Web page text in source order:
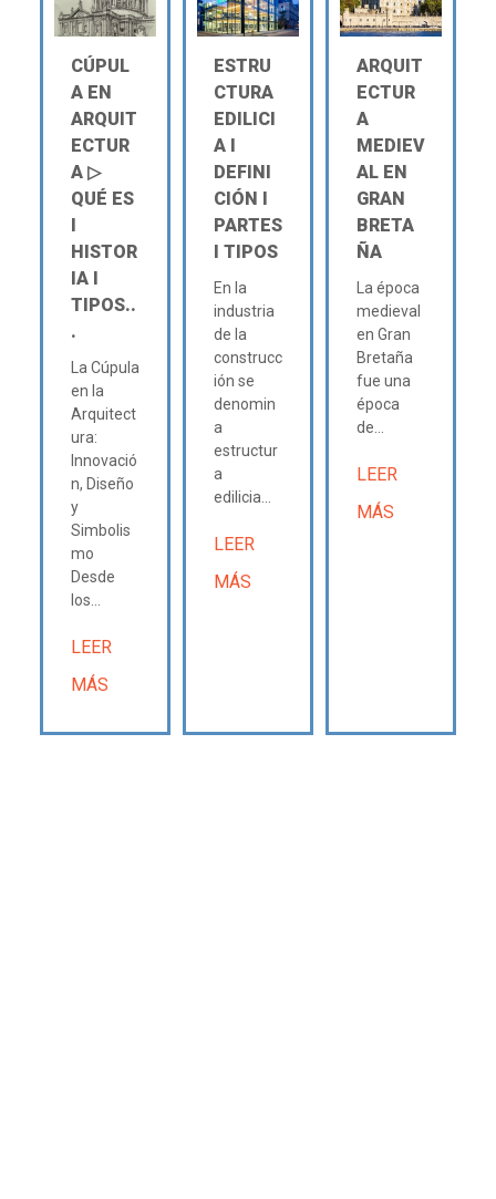
CÚPUL
A EN
ARQUIT
ECTUR
A ▷
QUÉ ES
Ι
HISTOR
IA Ι
TIPOS..
.
La Cúpula
en la
Arquitect
ura:
Innovació
n, Diseño
y
Simbolis
mo
Desde
los...
LEER
MÁS
ESTRU
CTURA
EDILICI
A Ι
DEFINI
CIÓN Ι
PARTES
Ι TIPOS
En la
industria
de la
construcc
ión se
denomin
a
estructur
a
edilicia...
LEER
MÁS
ARQUIT
ECTUR
A
MEDIEV
AL EN
GRAN
BRETA
ÑA
La época
medieval
en Gran
Bretaña
fue una
época
de...
LEER
MÁS